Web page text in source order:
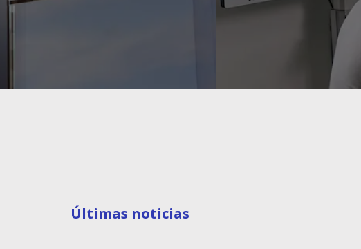
Últimas noticias